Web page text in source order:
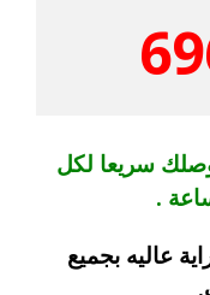
سريعا لكل
عاليه بجميع